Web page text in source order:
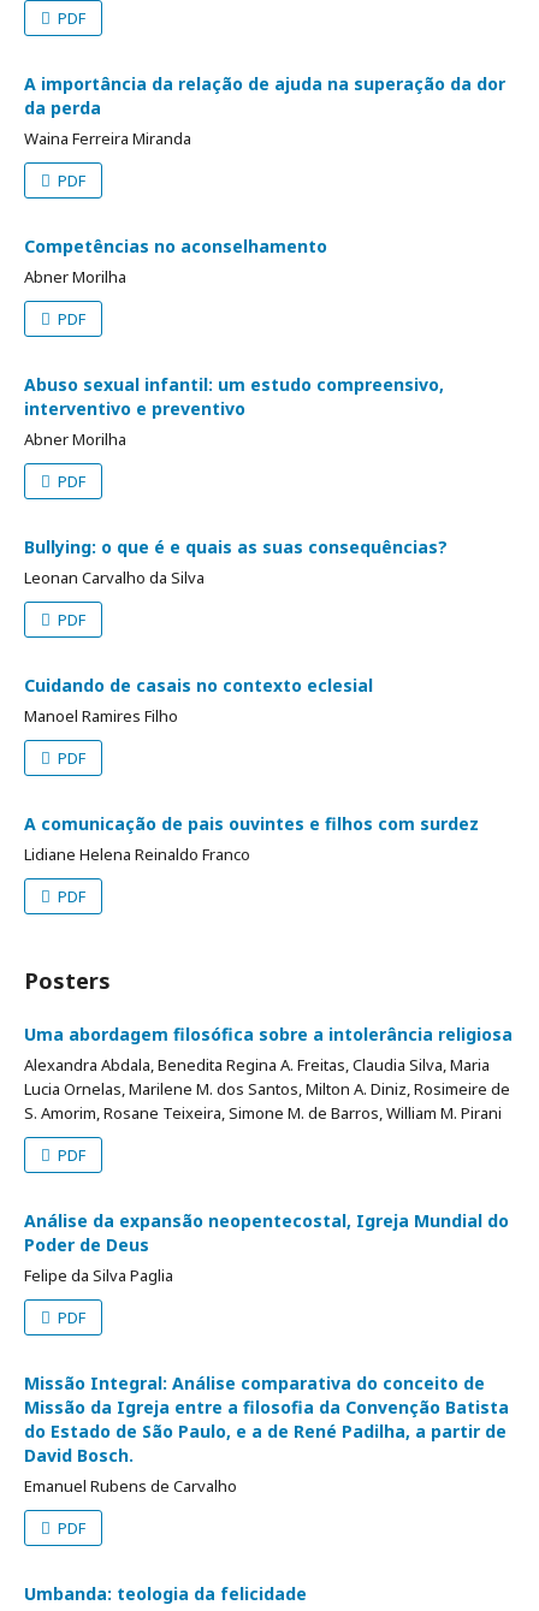
PDF
A importância da relação de ajuda na superação da dor
da perda
Waina Ferreira Miranda
PDF
Competências no aconselhamento
Abner Morilha
PDF
Abuso sexual infantil: um estudo compreensivo,
interventivo e preventivo
Abner Morilha
PDF
Bullying: o que é e quais as suas consequências?
Leonan Carvalho da Silva
PDF
Cuidando de casais no contexto eclesial
Manoel Ramires Filho
PDF
A comunicação de pais ouvintes e filhos com surdez
Lidiane Helena Reinaldo Franco
PDF
Posters
Uma abordagem filosófica sobre a intolerância religiosa
Alexandra Abdala, Benedita Regina A. Freitas, Claudia Silva, Maria
Lucia Ornelas, Marilene M. dos Santos, Milton A. Diniz, Rosimeire de
S. Amorim, Rosane Teixeira, Simone M. de Barros, William M. Pirani
PDF
Análise da expansão neopentecostal, Igreja Mundial do
Poder de Deus
Felipe da Silva Paglia
PDF
Missão Integral: Análise comparativa do conceito de
Missão da Igreja entre a filosofia da Convenção Batista
do Estado de São Paulo, e a de René Padilha, a partir de
David Bosch.
Emanuel Rubens de Carvalho
PDF
Umbanda: teologia da felicidade